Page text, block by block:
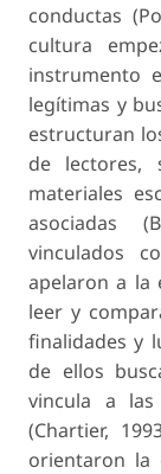
conductas
cultura
instrumento
legítimas y
estructuran
de lectores,
materiales
asociadas
vinculados
apelaron a la
leer y
finalidades y
de ellos
vincula a las
(Chartier,
orientaron la